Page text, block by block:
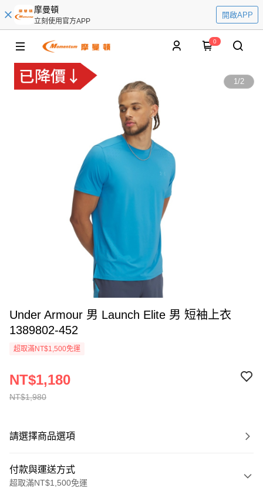
摩曼頓
立刻使用官方APP
開啟APP
0
1/2
Under Armour 男 Launch Elite 男 短袖上衣
1389802-452
超取滿NT$1,500免運
NT$1,980
NT$1,180
請選擇商品選項
付款與運送方式
超取滿NT$1,500免運